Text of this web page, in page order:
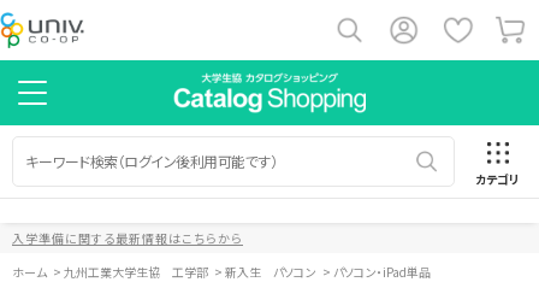
カテゴリ
入学準備に関する最新情報はこちらから
ホーム > 九州工業大学生協 工学部 > 新入生 パソコン > パソコン・iPad単品